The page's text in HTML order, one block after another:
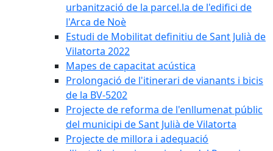
urbanització de la parcel.la de l'edifici de
l'Arca de Noè
Estudi de Mobilitat definitiu de Sant Julià de
Vilatorta 2022
Mapes de capacitat acústica
Prolongació de l'itinerari de vianants i bicis
de la BV-5202
Projecte de reforma de l'enllumenat públic
del municipi de Sant Julià de Vilatorta
Projecte de millora i adequació